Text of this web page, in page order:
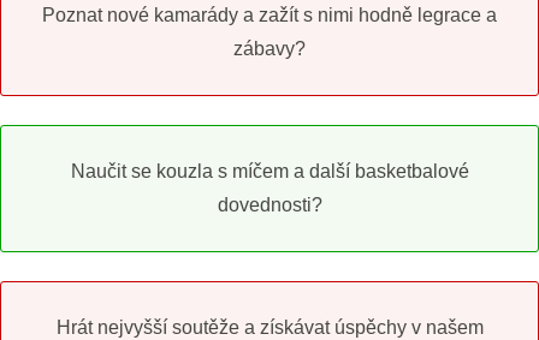
Poznat nové kamarády a zažít s nimi hodně legrace a
zábavy?
Naučit se kouzla s míčem a další basketbalové
dovednosti?
Hrát nejvyšší soutěže a získávat úspěchy v našem